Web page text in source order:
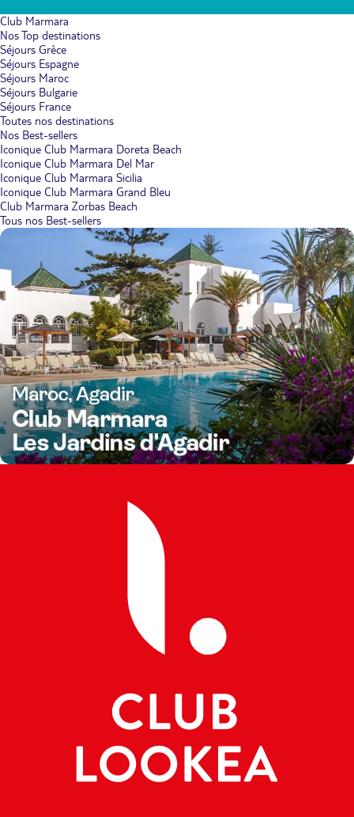
Club Marmara
Nos Top destinations
Séjours Grèce
Séjours Espagne
Séjours Maroc
Séjours Bulgarie
Séjours France
Toutes nos destinations
Nos Best-sellers
Iconique Club Marmara Doreta Beach
Iconique Club Marmara Del Mar
Iconique Club Marmara Sicilia
Iconique Club Marmara Grand Bleu
Club Marmara Zorbas Beach
Tous nos Best-sellers